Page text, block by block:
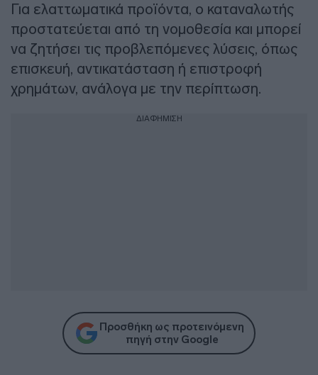
Για ελαττωματικά προϊόντα, ο καταναλωτής
προστατεύεται από τη νομοθεσία και μπορεί
να ζητήσει τις προβλεπόμενες λύσεις, όπως
επισκευή, αντικατάσταση ή επιστροφή
χρημάτων, ανάλογα με την περίπτωση.
ΔΙΑΦΗΜΙΣΗ
Προσθήκη ως προτεινόμενη
πηγή στην Google